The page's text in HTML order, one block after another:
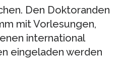
Den Doktoranden
mit Vorlesungen,
international
eingeladen werden